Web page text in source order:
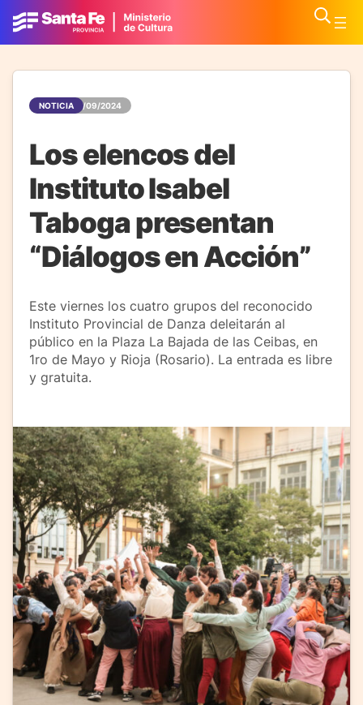
NOTICIA 12/09/2024
Los elencos del
Instituto Isabel
Taboga presentan
“Diálogos en Acción”
Este viernes los cuatro grupos del reconocido
Instituto Provincial de Danza deleitarán al
público en la Plaza La Bajada de las Ceibas, en
1ro de Mayo y Rioja (Rosario). La entrada es libre
y gratuita.